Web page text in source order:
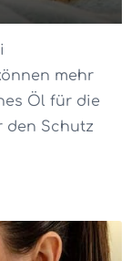
mehr
Öl für die
den Schutz